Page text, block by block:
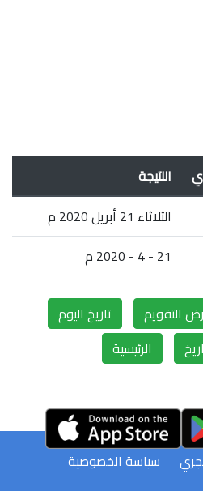
النتيجة
الثلاثاء 21 أبريل 2020 م
21 - 4 - 2020 م
التقويم
تاريخ اليوم
الرئيسية
سياسة الخصوصية